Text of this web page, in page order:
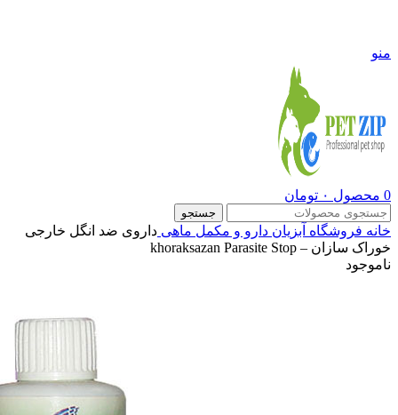
منو
0 محصول ۰ تومان
جستجو
خانه فروشگاه آبزیان دارو و مکمل ماهی داروی ضد انگل خارجی
خوراک سازان – khoraksazan Parasite Stop
ناموجود